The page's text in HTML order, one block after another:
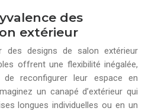
des
extérieur
designs de salon extérieur
offrent une flexibilité inégalée,
de reconfigurer leur espace en
un canapé d’extérieur qui
longues individuelles ou en un